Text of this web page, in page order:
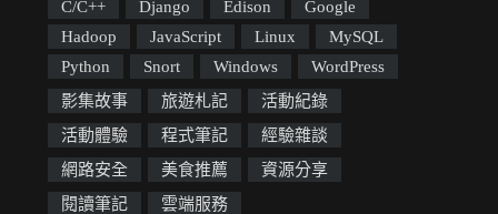
C/C++ Django Edison
Google
Hadoop
JavaScript Linux
MySQL
Python
Snort Windows
WordPress
影集故事
旅遊札記
活動紀錄
活動體驗
程式筆記
經驗雜談
網路安全
美食推薦
資源分享
閱讀筆記
雲端服務